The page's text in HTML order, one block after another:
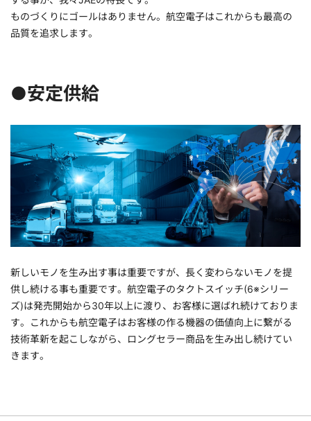
ものづくりにゴールはありません。航空電子はこれからも最高の
品質を追求します。
●安定供給
新しいモノを生み出す事は重要ですが、長く変わらないモノを提
供し続ける事も重要です。航空電子のタクトスイッチ(6※シリー
ズ)は発売開始から30年以上に渡り、お客様に選ばれ続けておりま
す。これからも航空電子はお客様の作る機器の価値向上に繋がる
技術革新を起こしながら、ロングセラー商品を生み出し続けてい
きます。